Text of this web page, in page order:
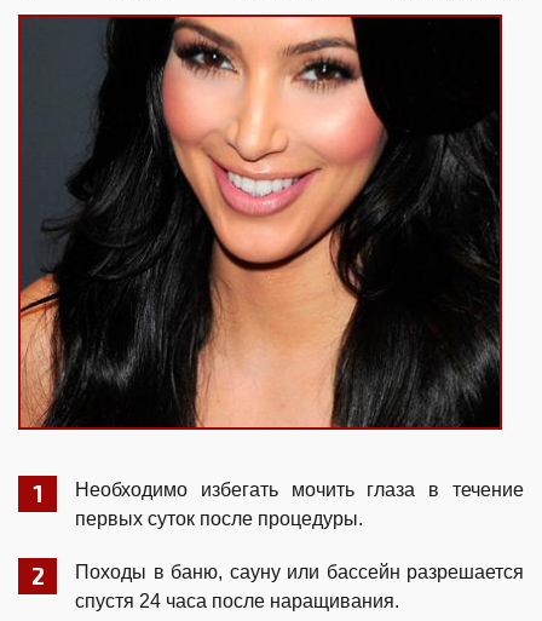
Необходимо избегать мочить глаза в течение
первых суток после процедуры.
Походы в баню, сауну или бассейн разрешается
спустя 24 часа после наращивания.